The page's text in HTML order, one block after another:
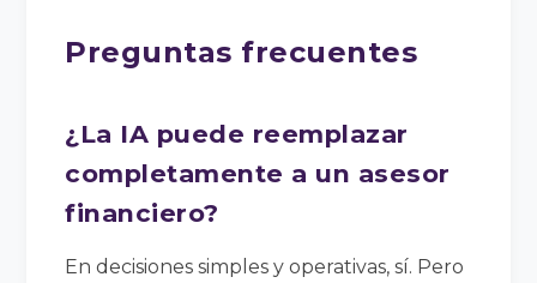
Preguntas frecuentes
¿La IA puede reemplazar
completamente a un asesor
financiero?
En decisiones simples y operativas, sí. Pero